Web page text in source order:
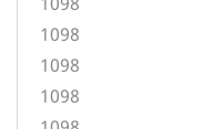
1098
1098
1098